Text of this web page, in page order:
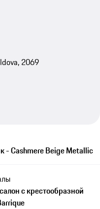
2069
- Cashmere Beige Metallic
с крестообразной